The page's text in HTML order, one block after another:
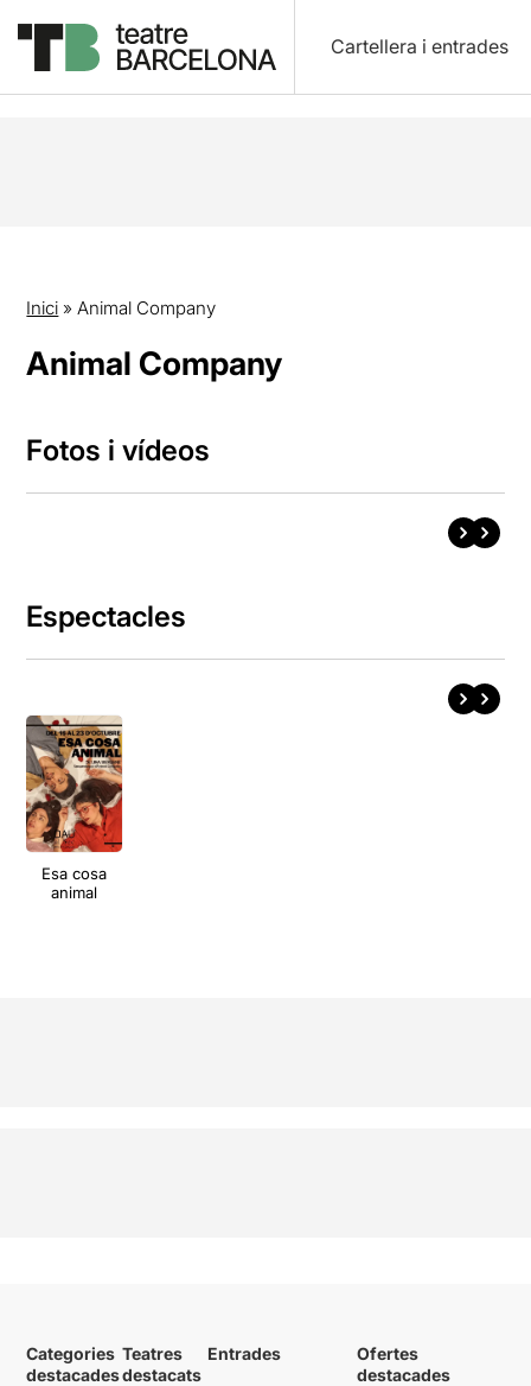
Cartellera i entrades
Inici »Animal Company
Animal Company
Fotos i vídeos
Espectacles
Esa cosa
animal
Categories
destacades
Teatres
destacats
Entrades
Ofertes
destacades